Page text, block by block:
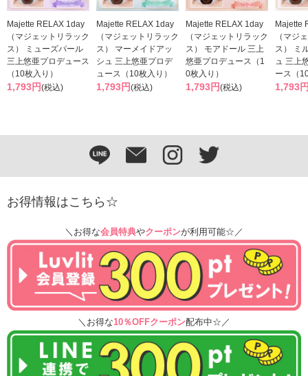
Majette RELAX 1day
（マジェットリラック
ス） ミューズパール
三上悠亜プロデュース
（10枚入り）
1,793円(税込)
Majette RELAX 1day
（マジェットリラック
ス） マーメイドアッ
シュ 三上悠亜プロデ
ュース（10枚入り）
1,793円(税込)
Majette RELAX 1day
（マジェットリラック
ス） モアドール 三上
悠亜プロデュース（1
0枚入り）
1,793円(税込)
Majette
（マジ
ス） ミ
ュ 三上
ース（
1,793
お得情報はこちら☆
＼お得な会員特典やクーポンが利用可能☆／
＼お得な10％OFFクーポン配布中☆／